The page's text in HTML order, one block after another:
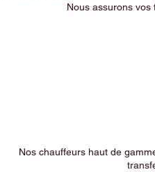
Nous assurons
Nos chauffeurs haut de